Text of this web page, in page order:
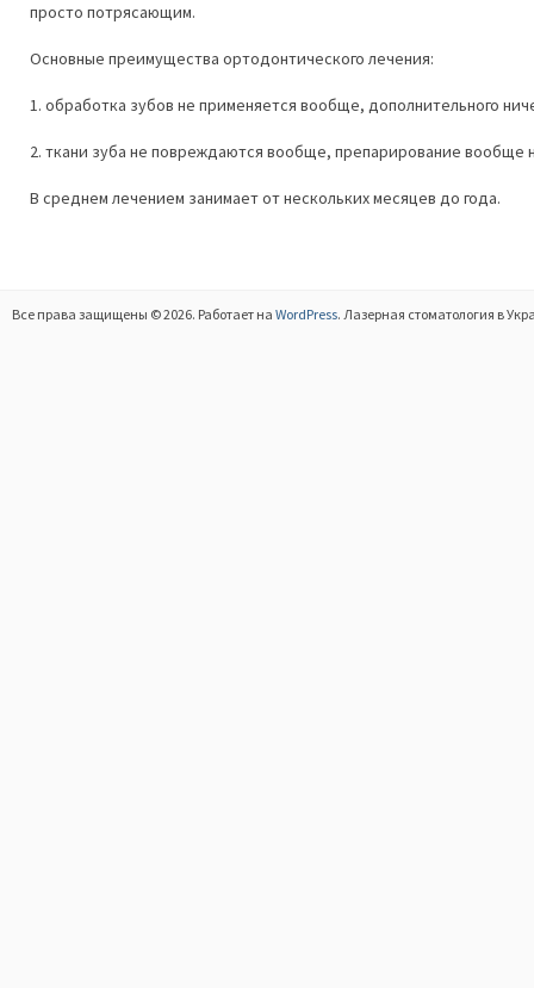
просто потрясающим.
Основные преимущества ортодонтического лечения:
1. обработка зубов не применяется вообще, дополнительного
2. ткани зуба не повреждаются вообще, препарирование вообще
В среднем лечением занимает от нескольких месяцев до года.
Все права защищены © 2026. Работает на WordPress. Лазерная стоматология в